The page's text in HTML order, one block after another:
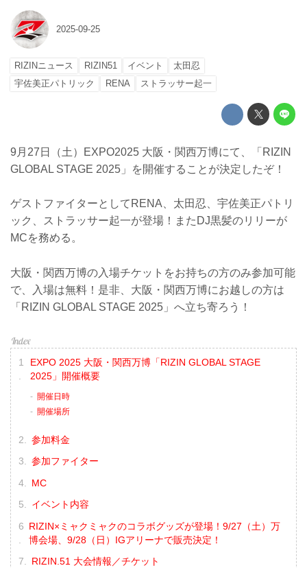
2025-09-25
RIZINニュース RIZIN51 イベント
太田忍
宇佐美正パトリック
RENA ストラッサー起一
9月27日（土）EXPO2025 大阪・関西万博にて、「RIZIN
GLOBAL STAGE 2025」を開催することが決定したぞ！
ゲストファイターとしてRENA、太田忍、宇佐美正パトリ
ック、ストラッサー起一が登場！またDJ黒髪のリリーが
MCを務める。
大阪・関西万博の入場チケットをお持ちの方のみ参加可能
で、入場は無料！是非、大阪・関西万博にお越しの方は
「RIZIN GLOBAL STAGE 2025」へ立ち寄ろう！
EXPO 2025 大阪・関西万博「RIZIN GLOBAL STAGE
2025」開催概要
開催日時
開催場所
参加料金
参加ファイター
MC
イベント内容
RIZIN×ミャクミャクのコラボグッズが登場！9/27（土）万
博会場、9/28（日）IGアリーナで販売決定！
RIZIN.51 大会情報／チケット